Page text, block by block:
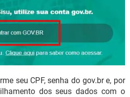
seu CPF, senha do gov.br e, por
dos seus dados com o